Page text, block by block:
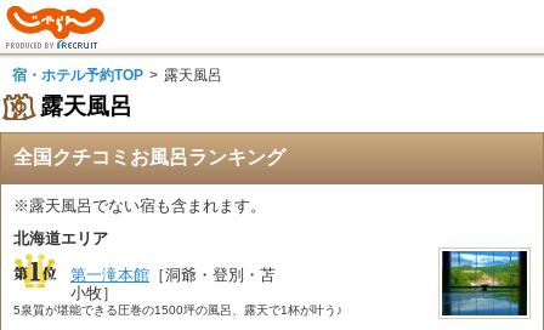
宿・ホテル予約TOP > 露天風呂
露天風呂
全国クチコミお風呂ランキング
※露天風呂でない宿も含まれます。
北海道エリア
第一滝本館 ［洞爺・登別・苫
小牧］
5泉質が堪能できる圧巻の1500坪の風呂、露天で1杯が叶う♪